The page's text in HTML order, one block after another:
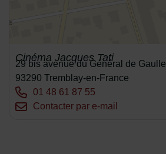
Cinéma Jacques Tati
Adresse :
29 bis avenue du Général de Gaulle
93290 Tremblay-en-France
Tél. :01 48 61 87 55
Courriel :Contacter par e-mail